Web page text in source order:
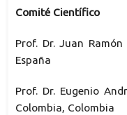
Comité Científico
Prof. Dr. Juan
España
Prof. Dr. Eugenio
Colombia, Colombia